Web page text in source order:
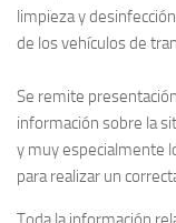
limpieza y
de los vehículos de
Se remite
información sobre la
y muy especialmente
para realizar un